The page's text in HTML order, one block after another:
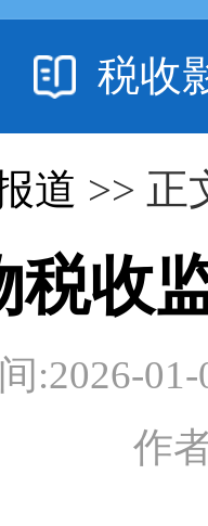
税收
道 >> 正
税收
:2026-
作